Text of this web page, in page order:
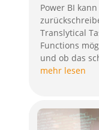
Power BI
Translytical
Functions
und ob das
mehr lesen